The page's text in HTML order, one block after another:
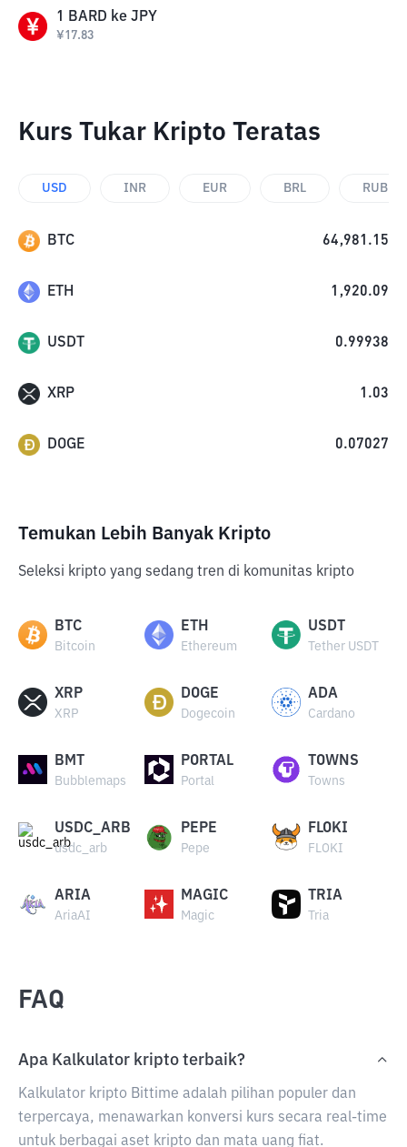
1 BARD ke JPY
¥17.83
Kurs Tukar Kripto Teratas
USD INR EUR BRL RUB
BTC 64,981.15
ETH 1,920.09
USDT 0.99938
XRP 1.03
DOGE 0.07027
Temukan Lebih Banyak Kripto
Seleksi kripto yang sedang tren di komunitas kripto
BTC
Bitcoin
ETH
Ethereum
USDT
Tether USDT
XRP
XRP
DOGE
Dogecoin
ADA
Cardano
BMT
Bubblemaps
PORTAL
Portal
TOWNS
Towns
USDC_ARB
usdc_arb
PEPE
Pepe
FLOKI
FLOKI
ARIA
AriaAI
MAGIC
Magic
TRIA
Tria
FAQ
Apa Kalkulator kripto terbaik?
Kalkulator kripto Bittime adalah pilihan populer dan
terpercaya, menawarkan konversi kurs secara real-time
untuk berbagai aset kripto dan mata uang fiat.